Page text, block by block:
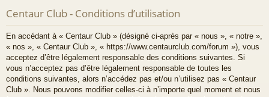
pi s
r
Centaur Club - Conditions d’utilisation
En accédant à « Centaur Club » (désigné ci-après par « nous », « notre »,
« nos », « Centaur Club », « https://www.centaurclub.com/forum »), vous
acceptez d’être légalement responsable des conditions suivantes. Si
vous n’acceptez pas d’être légalement responsable de toutes les
conditions suivantes, alors n’accédez pas et/ou n’utilisez pas « Centaur
Club ». Nous pouvons modifier celles-ci à n’importe quel moment et nous